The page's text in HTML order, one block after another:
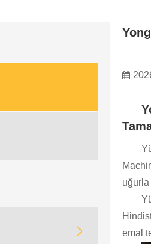

uğurla
emal